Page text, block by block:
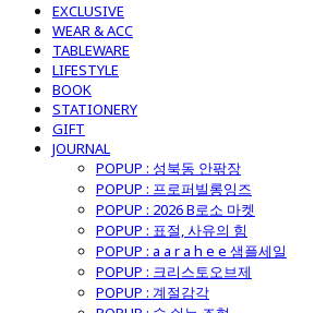
EXCLUSIVE
WEAR & ACC
TABLEWARE
LIFESTYLE
BOOK
STATIONERY
GIFT
JOURNAL
POPUP : 성북동 안팎장
POPUP : 프로퍼빌롱잉즈
POPUP : 2026 B로소 마켓
POPUP : 표절, 사유의 힘
POPUP : a a r a h e e 샘플세일
POPUP : 크리스토오브제
POPUP : 계절감각